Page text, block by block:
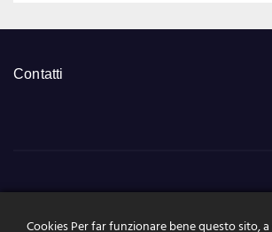
Contatti
Cookies Per far funzionare bene questo sito,